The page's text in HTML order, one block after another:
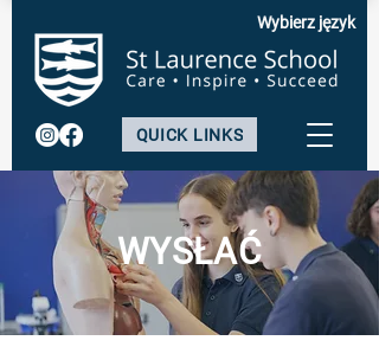
QUICK LINKS
Wybierz język
WYSŁAĆ